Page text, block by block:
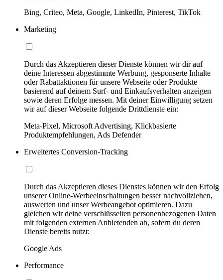
Bing, Criteo, Meta, Google, LinkedIn, Pinterest, TikTok
Marketing
Durch das Akzeptieren dieser Dienste können wir dir auf
deine Interessen abgestimmte Werbung, gesponserte Inhalte
oder Rabattaktionen für unsere Webseite oder Produkte
basierend auf deinem Surf- und Einkaufsverhalten anzeigen
sowie deren Erfolge messen. Mit deiner Einwilligung setzen
wir auf dieser Webseite folgende Drittdienste ein:
Meta-Pixel, Microsoft Advertising, Klickbasierte
Produktempfehlungen, Ads Defender
Erweitertes Conversion-Tracking
Durch das Akzeptieren dieses Dienstes können wir den Erfolg
unserer Online-Werbeeinschaltungen besser nachvollziehen,
auswerten und unser Werbeangebot optimieren. Dazu
gleichen wir deine verschlüsselten personenbezogenen Daten
mit folgenden externen Anbietenden ab, sofern du deren
Dienste bereits nutzt:
Google Ads
Performance